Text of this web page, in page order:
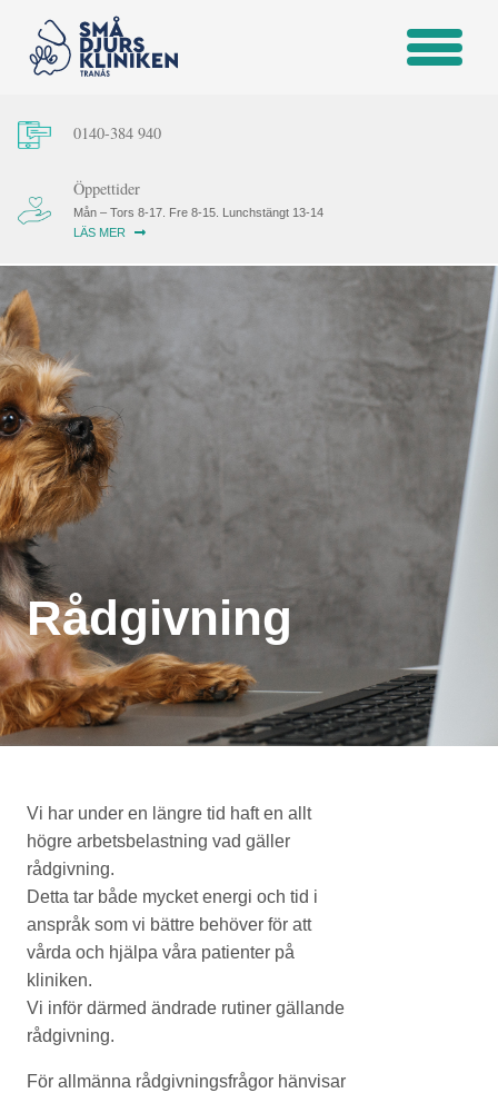
0140-384 940
Öppettider
Mån – Tors 8-17. Fre 8-15. Lunchstängt 13-14
LÄS MER
Rådgivning
Vi har under en längre tid haft en allt
högre arbetsbelastning vad gäller
rådgivning.
Detta tar både mycket energi och tid i
anspråk som vi bättre behöver för att
vårda och hjälpa våra patienter på
kliniken.
Vi inför därmed ändrade rutiner gällande
rådgivning.
För allmänna rådgivningsfrågor hänvisar